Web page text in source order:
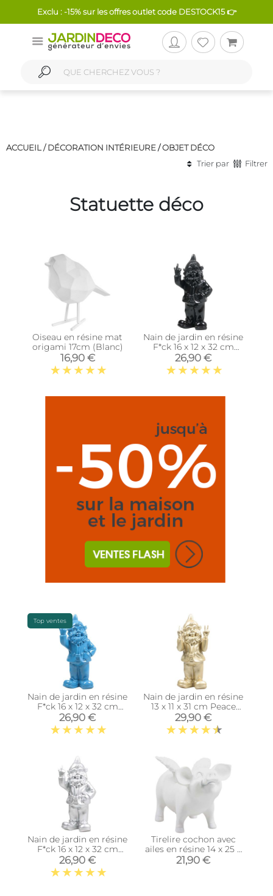
Exclu : -15% sur les offres outlet code DESTOCK15 👉
ACCUEIL / DÉCORATION INTÉRIEURE/OBJET DÉCO
Trier par
Filtrer
Statuette déco
Oiseau en résine mat
origami 17cm (Blanc)
16,90 €
Nain de jardin en résine
F*ck 16 x 12 x 32 cm
(Noir)
26,90 €
Top ventes
Nain de jardin en résine
F*ck 16 x 12 x 32 cm
(Bleu)
26,90 €
Nain de jardin en résine
13 x 11 x 31 cm Peace
(Doré)
29,90 €
Nain de jardin en résine
F*ck 16 x 12 x 32 cm
(Argent)
26,90 €
Tirelire cochon avec
ailes en résine 14 x 25 x
15 cm (Blanc)
21,90 €